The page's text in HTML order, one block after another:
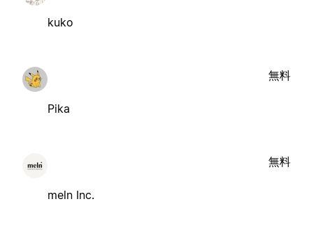
kuko
Pika
無料
meln Inc.
無料